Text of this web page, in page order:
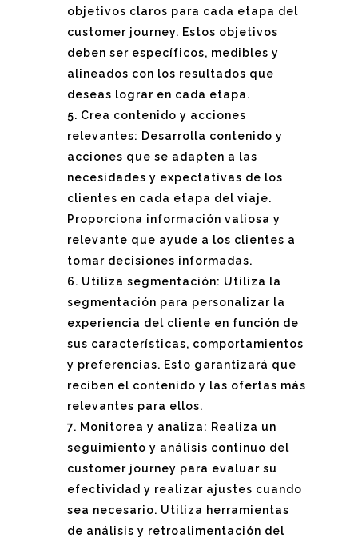
objetivos claros para cada etapa del
customer journey. Estos objetivos
deben ser específicos, medibles y
alineados con los resultados que
deseas lograr en cada etapa.
Crea contenido y acciones
relevantes: Desarrolla contenido y
acciones que se adapten a las
necesidades y expectativas de los
clientes en cada etapa del viaje.
Proporciona información valiosa y
relevante que ayude a los clientes a
tomar decisiones informadas.
Utiliza segmentación: Utiliza la
segmentación para personalizar la
experiencia del cliente en función de
sus características, comportamientos
y preferencias. Esto garantizará que
reciben el contenido y las ofertas más
relevantes para ellos.
Monitorea y analiza: Realiza un
seguimiento y análisis continuo del
customer journey para evaluar su
efectividad y realizar ajustes cuando
sea necesario. Utiliza herramientas
de análisis y retroalimentación del